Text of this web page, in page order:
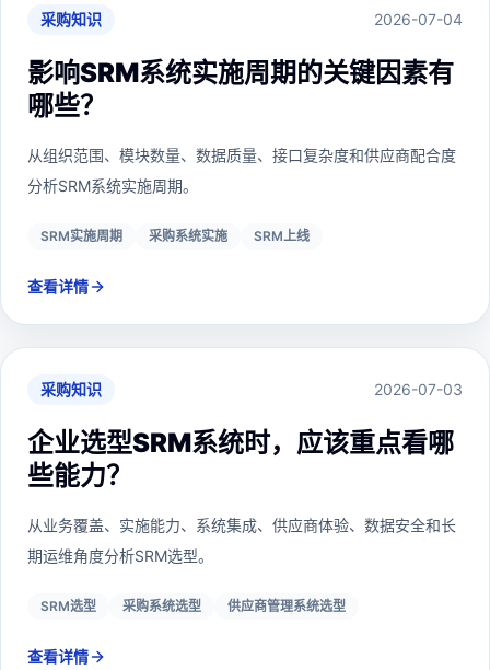
采购知识 2026-07-04
影响SRM系统实施周期的关键因素有
哪些？
从组织范围、模块数量、数据质量、接口复杂度和供应商配合度
分析SRM系统实施周期。
SRM实施周期 采购系统实施 SRM上线
查看详情
采购知识 2026-07-03
企业选型SRM系统时，应该重点看哪
些能力？
从业务覆盖、实施能力、系统集成、供应商体验、数据安全和长
期运维角度分析SRM选型。
SRM选型 采购系统选型 供应商管理系统选型
查看详情